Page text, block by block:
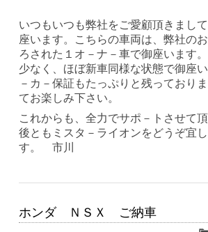
いつもいつも弊社をご愛顧頂きまし
座います。こちらの車両は、弊社の
ろされた１オ－ナ－車で御座います
少なく、ほぼ新車同様な状態で御座
－カ－保証もたっぷりと残っており
てお楽しみ下さい。
これからも、全力でサポ－トさせて
後ともミスタ－ライオンをどうぞ宜
す。 市川
ホンダ ＮＳＸ ご納車